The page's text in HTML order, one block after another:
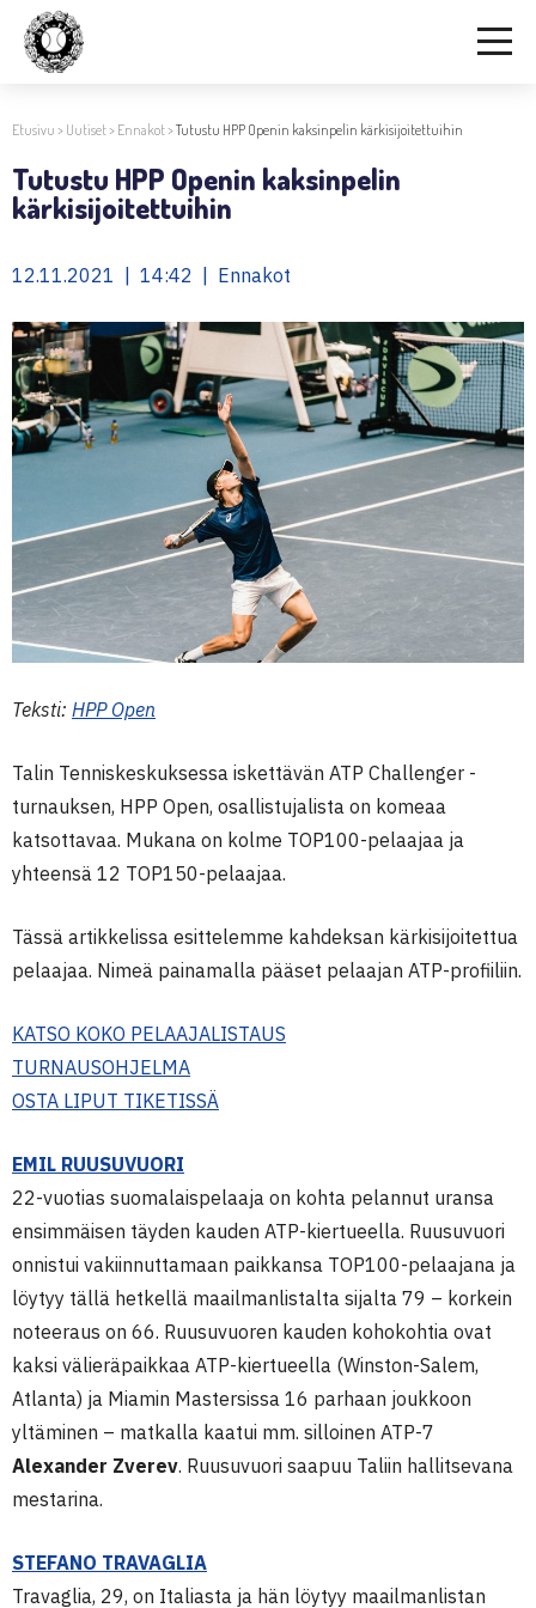
Etusivu > Uutiset> Ennakot>Tutustu HPP Openin kaksinpelin kärkisijoitettuihin
Tutustu HPP Openin kaksinpelin
kärkisijoitettuihin
12.11.2021 | 14:42 | Ennakot
Teksti: HPP Open
Talin Tenniskeskuksessa iskettävän ATP Challenger -
turnauksen, HPP Open, osallistujalista on komeaa
katsottavaa. Mukana on kolme TOP100-pelaajaa ja
yhteensä 12 TOP150-pelaajaa.
Tässä artikkelissa esittelemme kahdeksan kärkisijoitettua
pelaajaa. Nimeä painamalla pääset pelaajan ATP-profiiliin.
KATSO KOKO PELAAJALISTAUS
TURNAUSOHJELMA
OSTA LIPUT TIKETISSÄ
EMIL RUUSUVUORI
22-vuotias suomalaispelaaja on kohta pelannut uransa
ensimmäisen täyden kauden ATP-kiertueella. Ruusuvuori
onnistui vakiinnuttamaan paikkansa TOP100-pelaajana ja
löytyy tällä hetkellä maailmanlistalta sijalta 79 – korkein
noteeraus on 66. Ruusuvuoren kauden kohokohtia ovat
kaksi välieräpaikkaa ATP-kiertueella (Winston-Salem,
Atlanta) ja Miamin Mastersissa 16 parhaan joukkoon
yltäminen – matkalla kaatui mm. silloinen ATP-7
Alexander Zverev. Ruusuvuori saapuu Taliin hallitsevana
mestarina.
STEFANO TRAVAGLIA
Travaglia, 29, on Italiasta ja hän löytyy maailmanlistan